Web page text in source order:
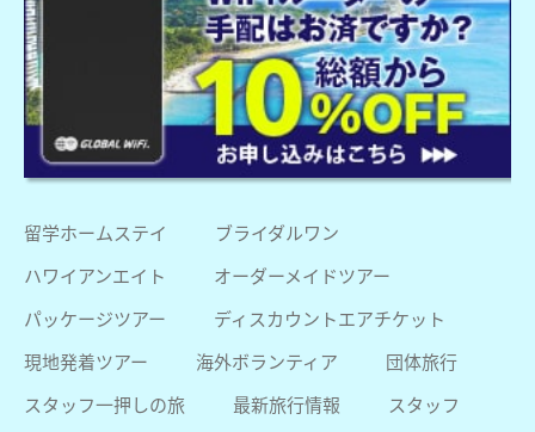
留学ホームステイ
ブライダルワン
ハワイアンエイト
オーダーメイドツアー
パッケージツアー
ディスカウントエアチケット
現地発着ツアー
海外ボランティア
団体旅行
スタッフ一押しの旅
最新旅行情報
スタッフ